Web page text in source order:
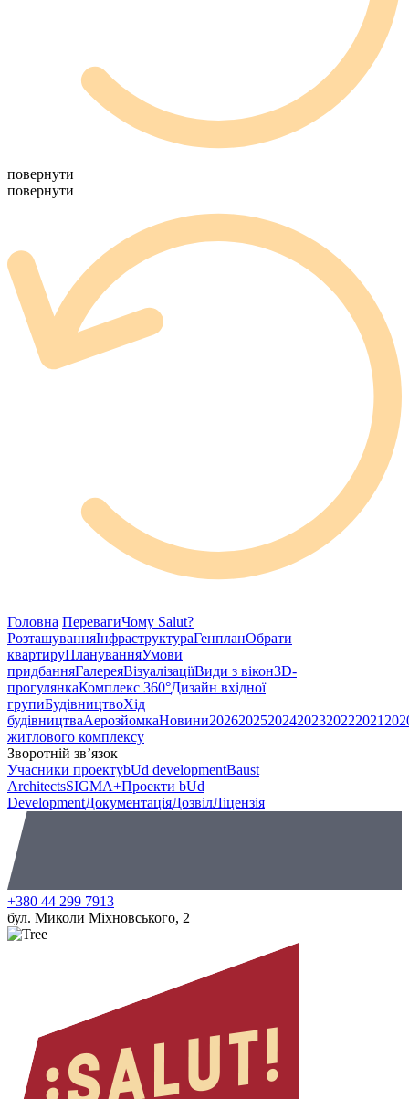
повернути
повернути
Головна ПеревагиЧому Salut?
РозташуванняІнфраструктураГенпланОбрати
квартируПлануванняУмови
придбанняГалереяВізуалізаціїВиди з вікон3D-
прогулянкаКомплекс 360°Дизайн вхідної
групиБудівництвоХід
будівництваАерозйомкаНовини202620252024202320222021
житлового комплексу
Зворотній зв’язок
Учасники проектуbUd developmentBaust
ArchitectsSIGMA+Проекти bUd
DevelopmentДокументаціяДозвілЛіцензія
+380 44 299 7913
бул. Миколи Міхновського, 2